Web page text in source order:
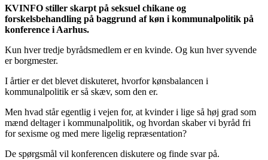
KVINFO stiller skarpt på seksuel chikane og
forskelsbehandling på baggrund af køn i kommunalpolitik på
konference i Aarhus.
Kun hver tredje byrådsmedlem er en kvinde. Og kun hver syvende
er borgmester.
I årtier er det blevet diskuteret, hvorfor kønsbalancen i
kommunalpolitik er så skæv, som den er.
Men hvad står egentlig i vejen for, at kvinder i lige så høj grad som
mænd deltager i kommunalpolitik, og hvordan skaber vi byråd fri
for sexisme og med mere ligelig repræsentation?
De spørgsmål vil konferencen diskutere og finde svar på.